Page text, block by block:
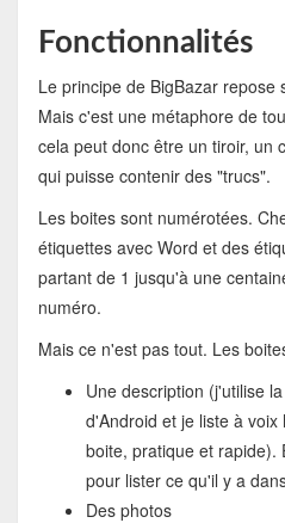
Fonctionnalités
Le principe de BigBazar repose
Mais c'est une métaphore de
cela peut donc être un tiroir, un
qui puisse contenir des "trucs".
Les boites sont numérotées.
étiquettes avec Word et des
partant de 1 jusqu'à une
numéro.
Mais ce n'est pas tout. Les
Une description (j'utilise
d'Android et je liste à
boite, pratique et rapide).
pour lister ce qu'il y a
Des photos